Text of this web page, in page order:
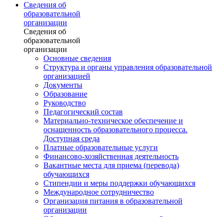
Сведения об
образовательной
организации
Сведения об
образовательной
организации
Основные сведения
Структура и органы управления образовательной
организацией
Документы
Образование
Руководство
Педагогический состав
Материально-техническое обеспечение и
оснащенность образовательного процесса.
Доступная среда
Платные образовательные услуги
Финансово-хозяйственная деятельность
Вакантные места для приема (перевода)
обучающихся
Стипендии и меры поддержки обучающихся
Международное сотрудничество
Организация питания в образовательной
организации